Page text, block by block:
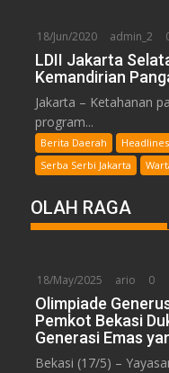
18/Jun/2020 admin_2
LDII Jakarta
Kemandirian
Jakarta – Ketahanan
program...
Berita Daerah Headlines
Serba Serbi Jakarta
OLAH RAGA
18/May/2025 ario 0
Olimpiade
Pemkot Bekasi
Generasi Emas
Bekasi (17/5) –